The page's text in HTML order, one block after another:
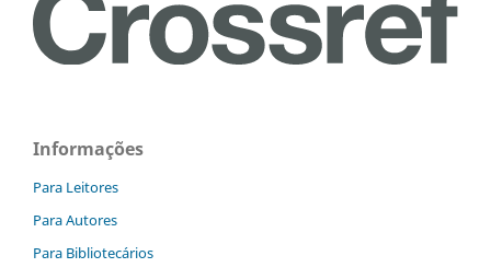
Informações
Para Leitores
Para Autores
Para Bibliotecários